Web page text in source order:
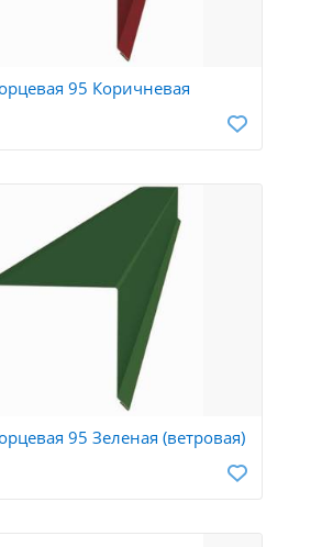
95 Коричневая
95 Зеленая (ветровая)